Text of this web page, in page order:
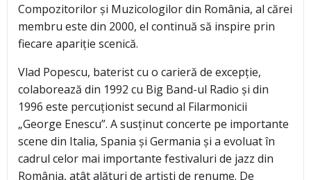
Compozitorilor și Muzicologilor din România, al cărei
membru este din 2000, el continuă să inspire prin
fiecare apariție scenică.
Vlad Popescu, baterist cu o carieră de excepție,
colaborează din 1992 cu Big Band-ul Radio și din
1996 este percuționist secund al Filarmonicii
„George Enescu”. A susținut concerte pe importante
scene din Italia, Spania și Germania și a evoluat în
cadrul celor mai importante festivaluri de jazz din
România, atât alături de artiști de renume. De